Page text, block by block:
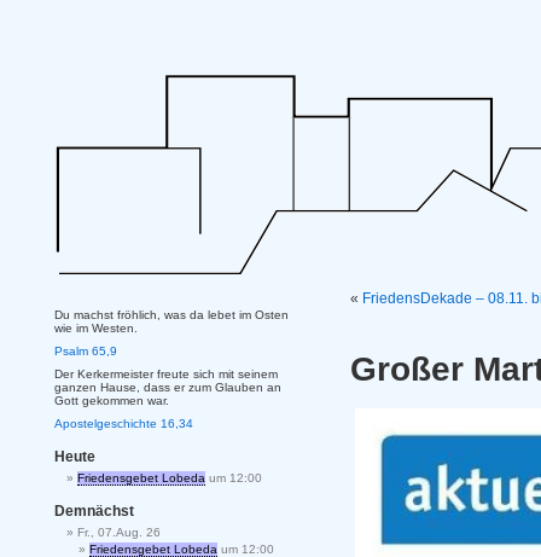
« FriedensDekade – 08.11.
Großer
Du machst fröhlich, was da lebet im Osten
wie im Westen.
Psalm 65,9
Der Kerkermeister freute sich mit seinem
ganzen Hause, dass er zum Glauben an
Gott gekommen war.
Apostelgeschichte 16,34
Heute
Friedensgebet Lobeda um 12:00
Demnächst
Fr., 07.Aug. 26
Friedensgebet Lobeda um 12:00